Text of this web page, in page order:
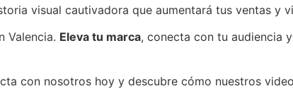
visual cautivadora que aumentará tus ventas y
Valencia. Eleva tu marca, conecta con tu audiencia y
con nosotros hoy y descubre cómo nuestros